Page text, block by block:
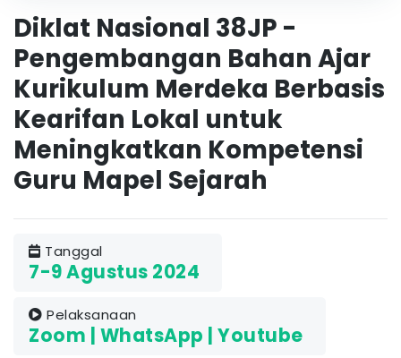
Diklat Nasional 38JP -
Pengembangan Bahan Ajar
Kurikulum Merdeka Berbasis
Kearifan Lokal untuk
Meningkatkan Kompetensi
Guru Mapel Sejarah
Tanggal
7-9 Agustus 2024
Pelaksanaan
Zoom | WhatsApp | Youtube